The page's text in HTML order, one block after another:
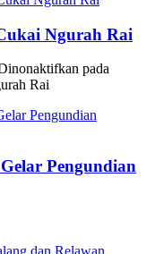
Ngurah Rai
pada
Rai
Pengundian